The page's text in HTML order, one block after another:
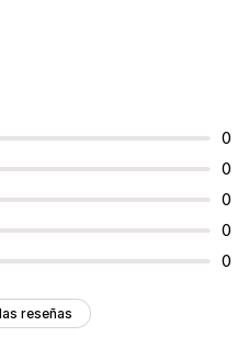
0
0
0
0
0
reseñas